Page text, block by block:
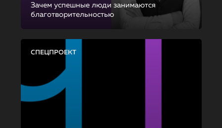
Зачем успешные люди занимаются
благотворительностью
СПЕЦПРОЕКТ